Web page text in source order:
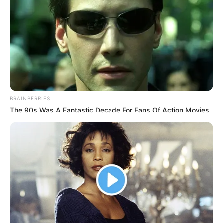
Setelah dibentuk perkumpulan, atlet Indonesia (yang saat itu masih
berbentuk Hindia Belanda) berhasil mencapai prestasi di
Olimpiade Timur Jauh (Far Eastern Games
Teknik dasar dan beberapa gaya dalam berenang
(foto: usatoday)
BRAINBERRIES
The 90s Was A Fantastic Decade For Fans Of Action Movies